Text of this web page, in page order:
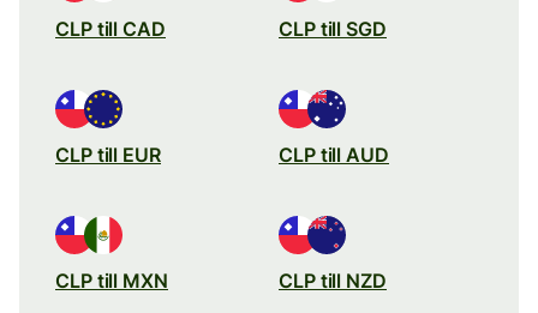
CLP till CAD CLP till SGD
CLP till EUR CLP till AUD
CLP till MXN CLP till NZD